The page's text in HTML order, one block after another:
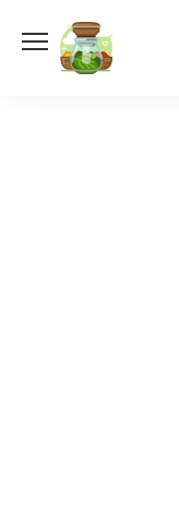
содержанию